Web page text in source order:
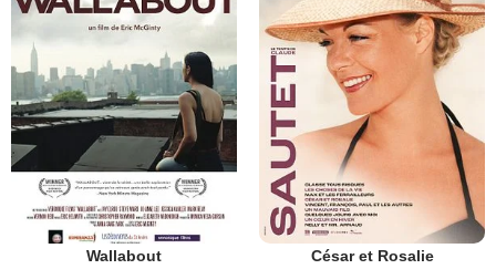
Wallabout César et Rosalie